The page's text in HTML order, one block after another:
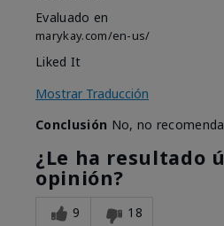
Evaluado en
marykay.com/en-us/
Liked It
Mostrar Traducción
Conclusión No, no
¿Le ha resultado
opinión?
9 18